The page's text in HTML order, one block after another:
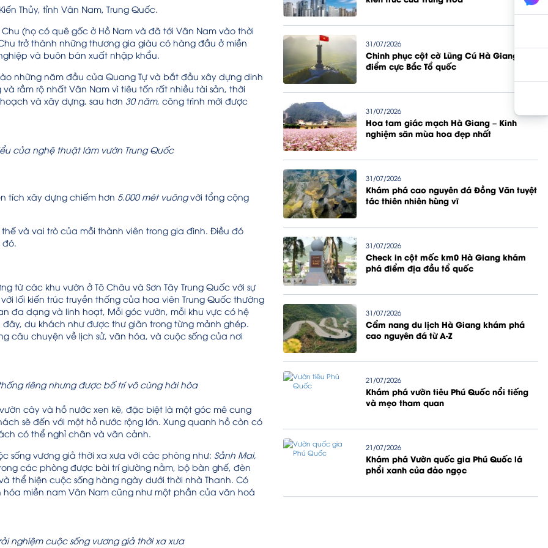
Thủy, tỉnh Vân Nam, Trung Quốc.
(họ có quê gốc ở Hồ Nam và đã tới Vân Nam vào thời
trở thành những thương gia giàu có hàng đầu ở miền
và buôn bán xuất nhập khẩu.
những năm đầu của Quang Tự và bắt đầu xây dựng dinh
rầm rộ nhất Vân Nam vì tiêu tốn rất nhiều tài sản, thời
và xây dựng, sau hơn 30 năm, công trình mới được
của nghệ thuật làm vườn Trung Quốc
tích xây dựng chiếm hơn 5.000 mét vuôngvới tổng cộng
và vai trò của mỗi thành viên trong gia đình. Điều đó
đó.
từ các khu vườn ở Tô Châu và Sơn Tây Trung Quốc với sự
lối kiến trúc truyền thống của hoa viên Trung Quốc thường
đa dạng và linh hoạt, Mỗi góc vườn, mỗi khu vực có hệ
du khách như được thư giãn trong từng mảnh ghép.
câu chuyện về lịch sử, văn hóa, và cuộc sống của nơi
riêng nhưng được bố trí vô cùng hài hòa
cây và hồ nước xen kẽ, đặc biệt là một góc mê cung
sẽ đến với một hồ nước rộng lớn. Xung quanh hồ còn có
có thể nghỉ chân và vãn cảnh.
sống vương giả thời xa xưa với các phòng như: Sảnh Mai,
các phòng được bài trí giường nằm, bộ bàn ghế, đèn
hiện cuộc sống hàng ngày dưới thời nhà Thanh. Có
miền nam Vân Nam cũng như một phần của văn hoá
nghiệm cuộc sống vương giả thời xa xưa
31/07/2026
Chinh phục cột cờ Lũng Cú Hà Giang
điểm cực Bắc Tổ quốc
31/07/2026
Hoa tam giác mạch Hà Giang – Kinh
nghiệm săn mùa hoa đẹp nhất
31/07/2026
Khám phá cao nguyên đá Đồng Văn tuyệt
tác thiên nhiên hùng vĩ
31/07/2026
Check in cột mốc km0 Hà Giang khám
phá điểm địa đầu tổ quốc
31/07/2026
Cẩm nang du lịch Hà Giang khám phá
cao nguyên đá từ A-Z
21/07/2026
Khám phá vườn tiêu Phú Quốc nổi tiếng
và mẹo tham quan
21/07/2026
Khám phá Vườn quốc gia Phú Quốc lá
phổi xanh của đảo ngọc